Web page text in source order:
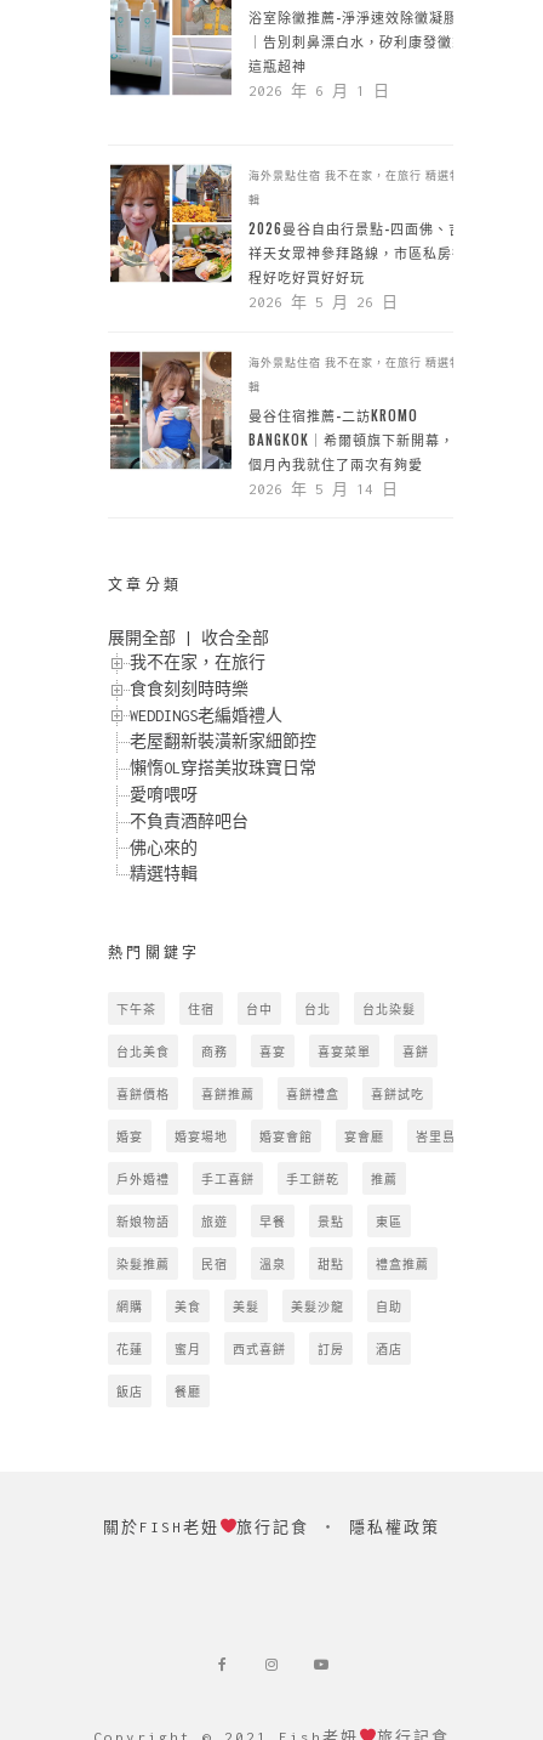
浴室除黴推薦-淨淨速效除黴凝膠
｜告別刺鼻漂白水，矽利康發黴靠
這瓶超神
2026 年 6 月 1 日
海外景點住宿 我不在家，在旅行 精選特
輯
2026曼谷自由行景點-四面佛、吉
祥天女眾神參拜路線，市區私房行
程好吃好買好好玩
2026 年 5 月 26 日
海外景點住宿 我不在家，在旅行 精選特
輯
曼谷住宿推薦-二訪KROMO
BANGKOK｜希爾頓旗下新開幕，一
個月內我就住了兩次有夠愛
2026 年 5 月 14 日
文章分類
展開全部
收合全部
我不在家，在旅行
食食刻刻時時樂
WEDDINGS老編婚禮人
老屋翻新裝潢新家細節控
懶惰OL穿搭美妝珠寶日常
愛唷喂呀
不負責酒醉吧台
佛心來的
精選特輯
熱門關鍵字
下午茶 住宿 台中 台北 台北染髮
台北美食 商務 喜宴 喜宴菜單 喜餅
喜餅價格 喜餅推薦 喜餅禮盒 喜餅試吃
婚宴 婚宴場地 婚宴會館 宴會廳 峇里島
戶外婚禮 手工喜餅 手工餅乾 推薦
新娘物語 旅遊 早餐 景點 東區
染髮推薦 民宿 溫泉 甜點 禮盒推薦
網購 美食 美髮 美髮沙龍 自助
花蓮 蜜月 西式喜餅 訂房 酒店
飯店 餐廳
關於FISH老妞 旅行記食 ‧ 隱私權政策